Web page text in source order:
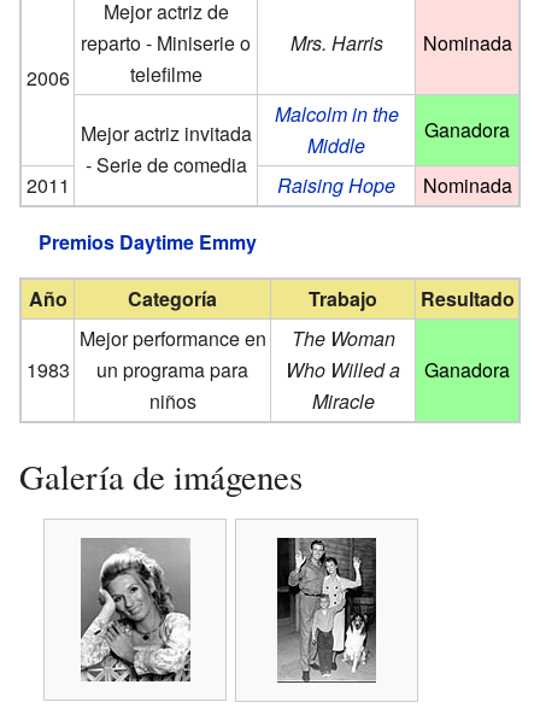
2006
Mejor actriz de
reparto - Miniserie o
telefilme
Mrs. Harris Nominada
Mejor actriz invitada
- Serie de comedia
Malcolm in the
Middle
Ganadora
2011
Raising Hope Nominada
Premios Daytime Emmy
Año Categoría Trabajo Resultado
1983
Mejor performance en
un programa para
niños
The Woman
Who Willed a
Miracle
Ganadora
Galería de imágenes